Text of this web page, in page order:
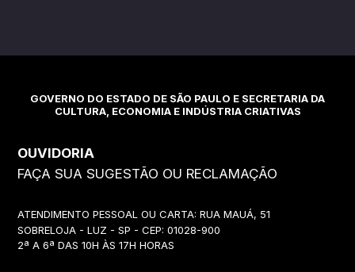
GOVERNO DO ESTADO DE SÃO PAULO E SECRETARIA DA
CULTURA, ECONOMIA E INDÚSTRIA CRIATIVAS
OUVIDORIA
FAÇA SUA SUGESTÃO OU RECLAMAÇÃO
ATENDIMENTO PESSOAL OU CARTA: RUA MAUÁ, 51
SOBRELOJA - LUZ - SP - CEP: 01028-900
2ª A 6ª DAS 10H ÀS 17H HORAS